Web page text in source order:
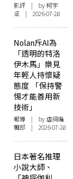
影評 | by 柯宇
涵 | 2026-07-28
Nolan斥AI為
「透明的特洛
伊木馬」樂見
年輕人持懷疑
態度 「保持警
惕才能善用新
技術」
報導 | by 虛詞編
輯部 | 2026-07-28
日本著名推理
小說大師、